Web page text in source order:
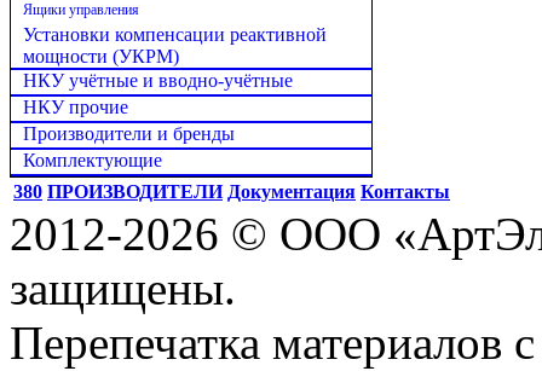
Ящики управления
Установки компенсации реактивной
мощности (УКРМ)
НКУ учётные и вводно-учётные
НКУ прочие
Производители и бренды
Комплектующие
380 ПРОИЗВОДИТЕЛИ Документация Контакты
2012-2026 © ООО
защищены.
Перепечатка материалов